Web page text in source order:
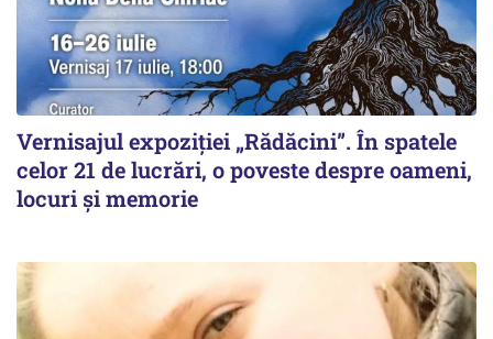
Vernisajul expoziției „Rădăcini”. În spatele
celor 21 de lucrări, o poveste despre oameni,
locuri și memorie